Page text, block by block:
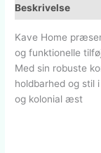
Beskrivelse
Kave Home
og funktionelle
Med sin robuste
holdbarhed og stil
og kolonial æst